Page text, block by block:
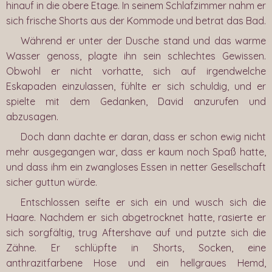
hinauf in die obere Etage. In seinem Schlafzimmer nahm er
sich frische Shorts aus der Kommode und betrat das Bad.
Während er unter der Dusche stand und das warme
Wasser genoss, plagte ihn sein schlechtes Gewissen.
Obwohl er nicht vorhatte, sich auf irgendwelche
Eskapaden einzulassen, fühlte er sich schuldig, und er
spielte mit dem Gedanken, David anzurufen und
abzusagen.
Doch dann dachte er daran, dass er schon ewig nicht
mehr ausgegangen war, dass er kaum noch Spaß hatte,
und dass ihm ein zwangloses Essen in netter Gesellschaft
sicher guttun würde.
Entschlossen seifte er sich ein und wusch sich die
Haare. Nachdem er sich abgetrocknet hatte, rasierte er
sich sorgfältig, trug Aftershave auf und putzte sich die
Zähne. Er schlüpfte in Shorts, Socken, eine
anthrazitfarbene Hose und ein hellgraues Hemd,